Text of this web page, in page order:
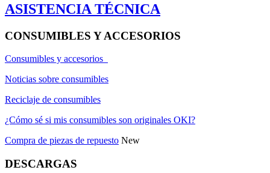
ASISTENCIA TÉCNICA
CONSUMIBLES Y ACCESORIOS
Consumibles y accesorios
Noticias sobre consumibles
Reciclaje de consumibles
¿Cómo sé si mis consumibles son originales OKI?
Compra de piezas de repuesto New
DESCARGAS